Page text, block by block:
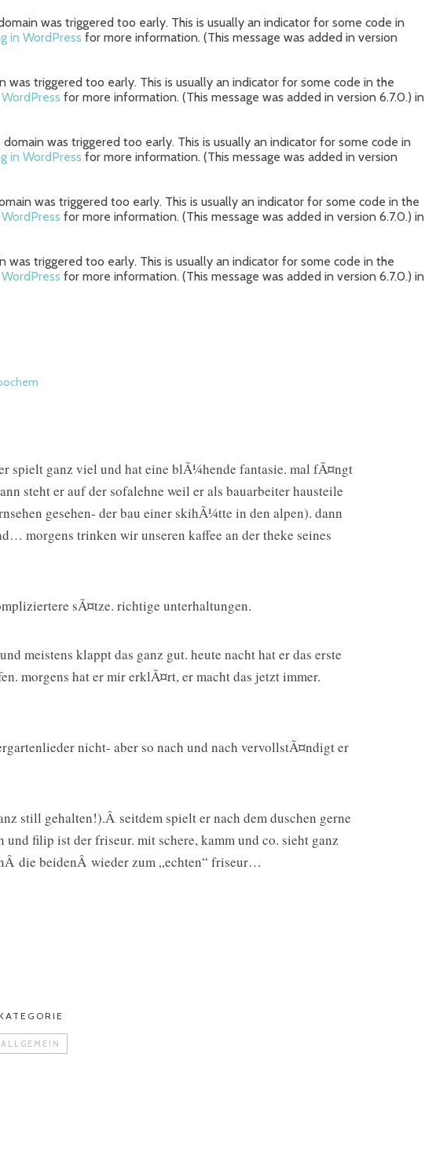
was triggered too early. This is usually an indicator for some code in
in WordPress for more information. (This message was added in version
was triggered too early. This is usually an indicator for some code in the
for more information. (This message was added in version 6.7.0.) in
domain was triggered too early. This is usually an indicator for some code in
in WordPress for more information. (This message was added in version
was triggered too early. This is usually an indicator for some code in the
for more information. (This message was added in version 6.7.0.) in
was triggered too early. This is usually an indicator for some code in the
for more information. (This message was added in version 6.7.0.) in
spielt ganz viel und hat eine blÃ¼hende fantasie. mal fÃ¤ngt
steht er auf der sofalehne weil er als bauarbeiter hausteile
gesehen- der bau einer skihÃ¼tte in den alpen). dann
morgens trinken wir unseren kaffee an der theke seines
sÃ¤tze. richtige unterhaltungen.
meistens klappt das ganz gut. heute nacht hat er das erste
morgens hat er mir erklÃ¤rt, er macht das jetzt immer.
nicht- aber so nach und nach vervollstÃ¤ndigt er
still gehalten!).Â seitdem spielt er nach dem duschen gerne
filip ist der friseur. mit schere, kamm und co. sieht ganz
die beidenÂ wieder zum „echten“ friseur…
ALLGEMEIN